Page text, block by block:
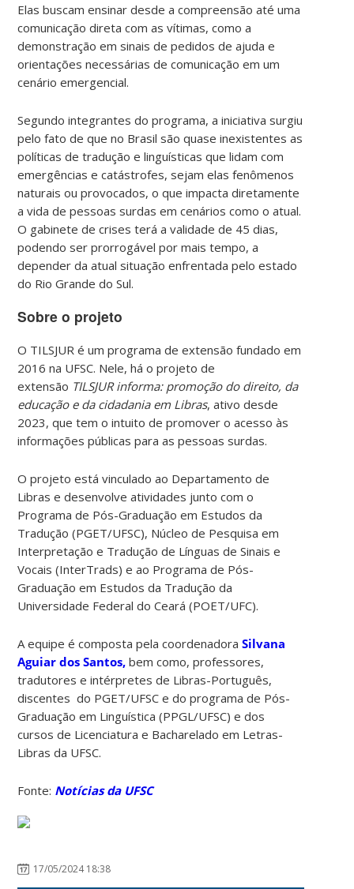
Elas buscam ensinar desde a compreensão até uma
comunicação direta com as vítimas, como a
demonstração em sinais de pedidos de ajuda e
orientações necessárias de comunicação em um
cenário emergencial.
Segundo integrantes do programa, a iniciativa surgiu
pelo fato de que no Brasil são quase inexistentes as
políticas de tradução e linguísticas que lidam com
emergências e catástrofes, sejam elas fenômenos
naturais ou provocados, o que impacta diretamente
a vida de pessoas surdas em cenários como o atual.
O gabinete de crises terá a validade de 45 dias,
podendo ser prorrogável por mais tempo, a
depender da atual situação enfrentada pelo estado
do Rio Grande do Sul.
Sobre o projeto
O TILSJUR é um programa de extensão fundado em
2016 na UFSC. Nele, há o projeto de
extensão TILSJUR informa: promoção do direito, da
educação e da cidadania em Libras, ativo desde
2023, que tem o intuito de promover o acesso às
informações públicas para as pessoas surdas.
O projeto está vinculado ao Departamento de
Libras e desenvolve atividades junto com o
Programa de Pós-Graduação em Estudos da
Tradução (PGET/UFSC), Núcleo de Pesquisa em
Interpretação e Tradução de Línguas de Sinais e
Vocais (InterTrads) e ao Programa de Pós-
Graduação em Estudos da Tradução da
Universidade Federal do Ceará (POET/UFC).
A equipe é composta pela coordenadoraSilvana
Aguiar dos Santos,bem como, professores,
tradutores e intérpretes de Libras-Português,
discentes do PGET/UFSC e do programa de Pós-
Graduação em Linguística (PPGL/UFSC) e dos
cursos de Licenciatura e Bacharelado em Letras-
Libras da UFSC.
Fonte: Notícias da UFSC
17/05/2024 18:38